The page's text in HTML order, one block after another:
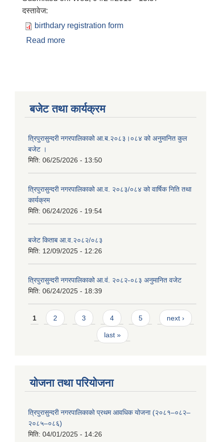
दस्तावेज:
birthdary registration form
Read more
बजेट तथा कार्यक्रम
त्रिपुरासुन्दरी नगरपालिकाको आ.ब.२०८३।०८४ को अनुमानित कुल
बजेट ।
मिति: 06/25/2026 - 13:50
त्रिपुरासुन्दरी नगरपालिकाको आ.व. २०८३/०८४ को वार्षिक निति तथा
कार्यक्रम
मिति: 06/24/2026 - 19:54
बजेट किताब आ.व.२०८२/०८३
मिति: 12/09/2025 - 12:26
त्रिपुरासुन्दरी नगरपालिकाको आ.वं. २०८२-०८३ अनुमानित वजेट
मिति: 06/24/2025 - 18:39
Pages
1 2 3 4 5 next ›
last »
योजना तथा परियोजना
त्रिपुरासुन्दरी नगरपालिकाको प्रथम आवधिक योजना (२०८१–०८२–
२०८५–०८६)
मिति: 04/01/2025 - 14:26